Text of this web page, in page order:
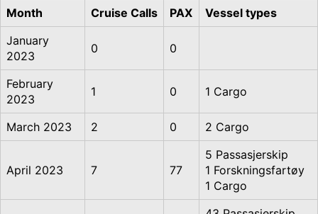
Month Cruise Calls PAX
Vessel types
January
2023
0 0
February
2023
1 0 1 Cargo
March 2023 2 0 2 Cargo
April 2023 7 77
5 Passasjerskip
1 Forskningsfartøy
1 Cargo